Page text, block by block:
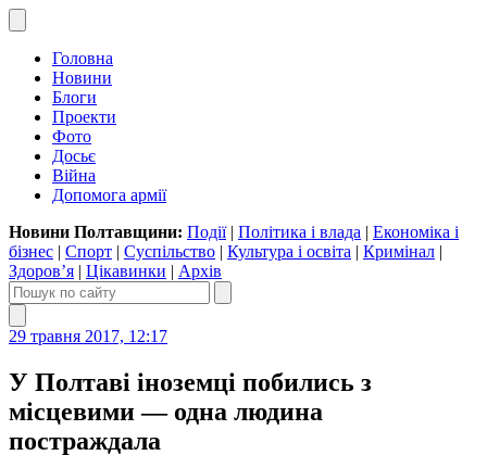
Головна
Новини
Блоги
Проекти
Фото
Досьє
Війна
Допомога армії
Новини Полтавщини: Події| Політика і влада | Економіка і
бізнес | Спорт | Суспільство | Культура і освіта | Кримінал |
Здоров’я | Цікавинки | Архів
29 травня 2017, 12:17
У Полтаві іноземці побились з
місцевими — одна людина
постраждала